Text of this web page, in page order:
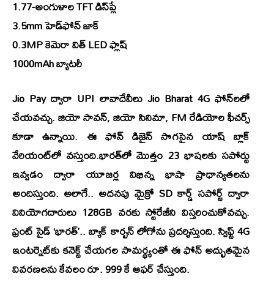
1.77-అంగుళాల TFT డిస్‌ప్లే
3.5mm హెడ్‌ఫోన్ జాక్‌
0.3MP కెమెరా విత్‌ LED ఫ్లాష్‌
1000mAh బ్యాటరీ
Jio Pay ద్వారా UPI లావాదేవీలు Jio Bharat 4G ఫోన్‌లలో
చేయవచ్చు. జియో సావన్, జియో సినిమా, FM రేడియోల ఫీచర్స్
కూడా ఉన్నాయి. ఈ ఫోన్ డిజైన్ సొగసైన యాష్ బ్లాక్
వేరియంట్‌లో వస్తుంది.భారత్‌లో మొత్తం 23 భాషలకు సపోర్టు
ఇవ్వడం ద్వారా యూజర్ల విభిన్న భాషా ప్రాధాన్యతలను
అందిస్తుంది. అలాగే.. అదనపు మైక్రో SD కార్డ్ సపోర్ట్ ద్వారా
వినియోగదారులు 128GB వరకు స్టోరేజీని విస్తరించుకోవచ్చు.
ఫ్రంట్ సైడ్ ‘భారత్’.. బ్యాక్ కార్బన్ లోగోను ప్రదర్శిస్తుంది. స్విఫ్ట్ 4G
ఇంటర్నెట్‌కు కనెక్ట్ చేయగల సామర్థ్యంతో ఈ ఫోన్ అద్భుతమైన
వివరణలను కేవలం రూ. 999 కే ఆఫర్ చేస్తుంది.